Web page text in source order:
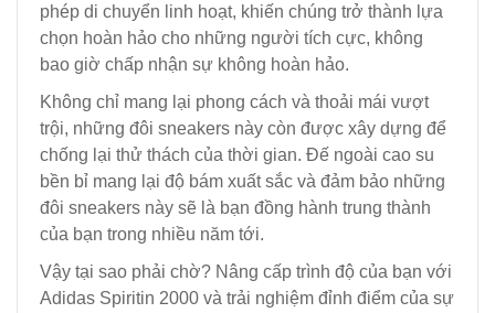
phép di chuyển linh hoạt, khiến chúng trở thành lựa
chọn hoàn hảo cho những người tích cực, không
bao giờ chấp nhận sự không hoàn hảo.
Không chỉ mang lại phong cách và thoải mái vượt
trội, những đôi sneakers này còn được xây dựng để
chống lại thử thách của thời gian. Đế ngoài cao su
bền bỉ mang lại độ bám xuất sắc và đảm bảo những
đôi sneakers này sẽ là bạn đồng hành trung thành
của bạn trong nhiều năm tới.
Vậy tại sao phải chờ? Nâng cấp trình độ của bạn với
Adidas Spiritin 2000 và trải nghiệm đỉnh điểm của sự